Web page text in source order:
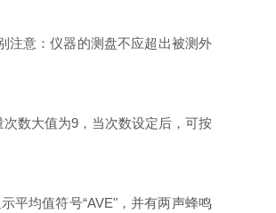
注意：仪器的测盘不应超出被测外
数大值为9，当次数设定后，可按
平均值符号“AVE"，并有两声蜂鸣